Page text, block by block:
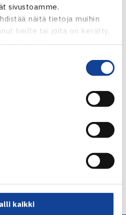
sivustoamme.
näitä tietoja muihin
heille tai joita on kerätty,
palvelujaan.
kaikki
Paukulle välierätappio…